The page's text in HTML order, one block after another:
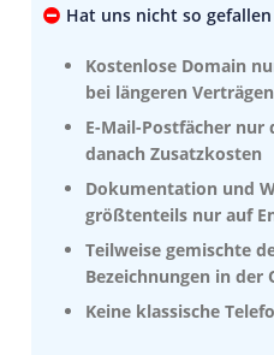
Hat uns nicht so gefallen
Kostenlose Domain
bei längeren Verträgen
E-Mail-Postfächer
danach Zusatzkosten
Dokumentation und
größtenteils nur auf
Teilweise gemischte
Bezeichnungen in der
Keine klassische